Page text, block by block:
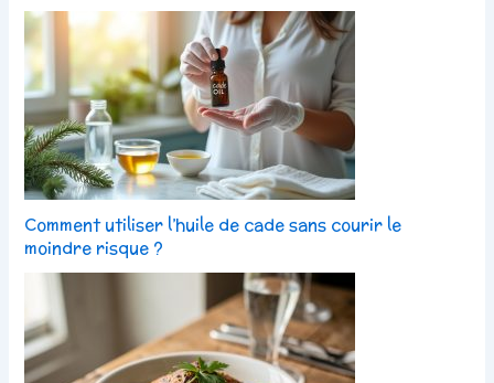
Comment utiliser l’huile de cade sans courir le
moindre risque ?